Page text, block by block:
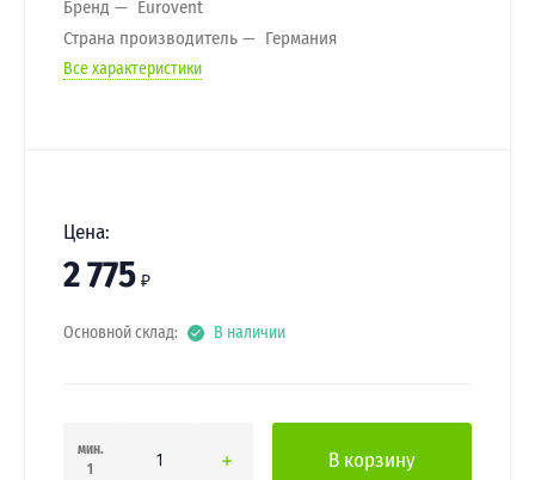
Бренд
Eurovent
Страна производитель
Германия
Все характеристики
Цена:
2 775 ₽
Основной склад: В наличии
мин.
1
В корзину